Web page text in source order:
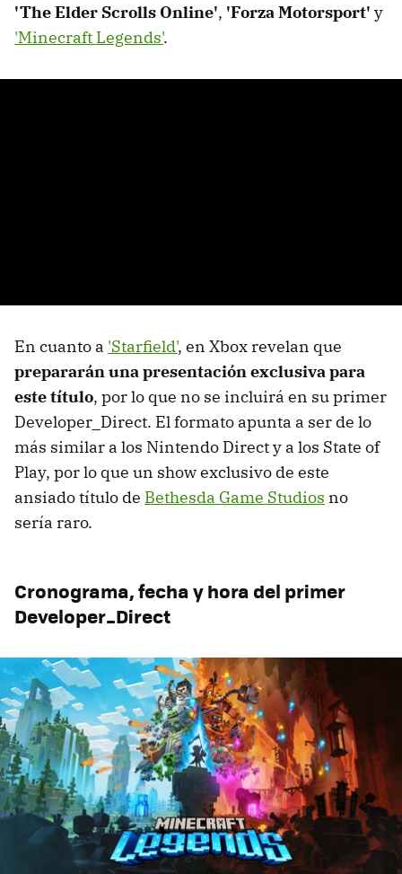
'The Elder Scrolls Online', 'Forza Motorsport' y
'Minecraft Legends'.
En cuanto a 'Starfield', en Xbox revelan que
prepararán una presentación exclusiva para
este título, por lo que no se incluirá en su primer
Developer_Direct. El formato apunta a ser de lo
más similar a los Nintendo Direct y a los State of
Play, por lo que un show exclusivo de este
ansiado título de Bethesda Game Studios no
sería raro.
Cronograma, fecha y hora del primer
Developer_Direct